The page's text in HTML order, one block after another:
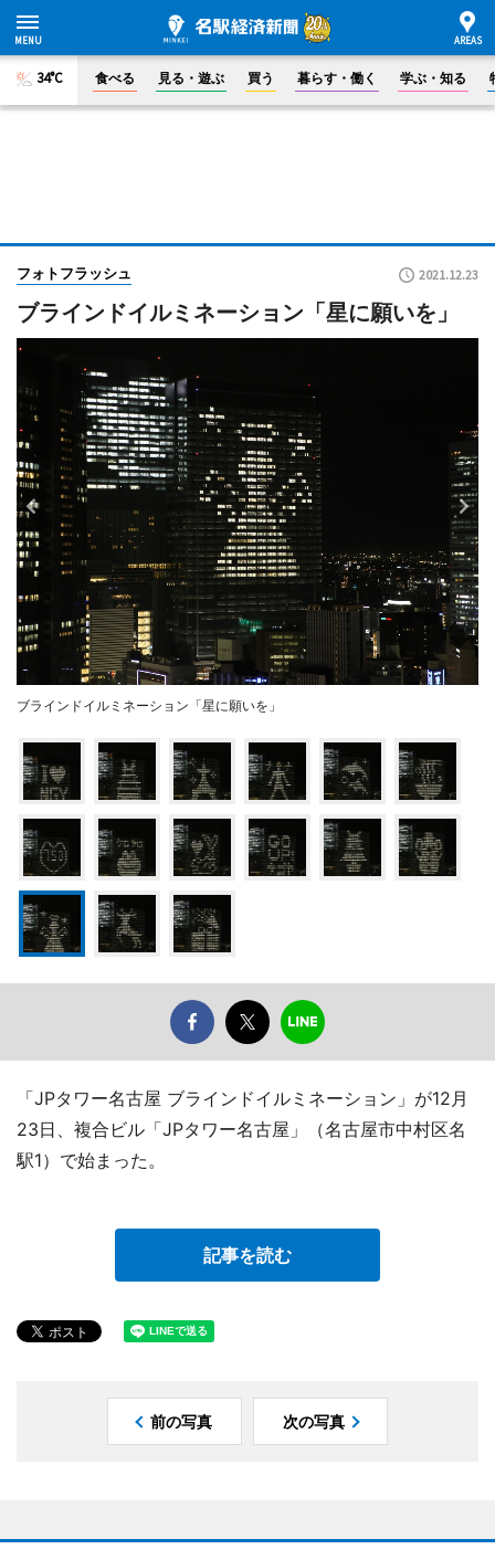
34°C 食べる 見る・遊ぶ 買う 暮らす・働く 学ぶ・知る
フォトフラッシュ 2021.12.23
ブラインドイルミネーション「星に願いを」
ブラインドイルミネーション「星に願いを」
「JPタワー名古屋 ブラインドイルミネーション」が12月
23日、複合ビル「JPタワー名古屋」（名古屋市中村区名
駅1）で始まった。
記事を読む
前の写真 次の写真